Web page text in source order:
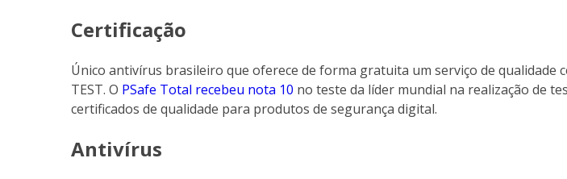
Certificação
Único antivírus brasileiro que oferece de forma gratuita um serviço de qualidade
TEST. O PSafe Total recebeu nota 10 no teste da líder mundial na realização de
certificados de qualidade para produtos de segurança digital.
Antivírus